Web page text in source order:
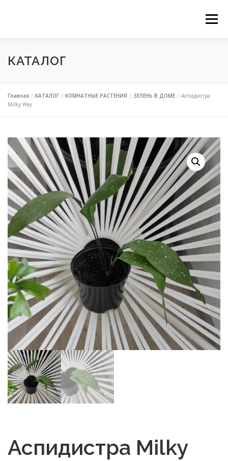
к
содержимому
ГЛАВНАЯ
ВЕРТИКАЛЬНОЕ ОЗЕЛЕНЕНИЕ
ФИТОДИЗАЙН ОФИСОВ КОНТАКТЫ
КАТАЛОГ
Главная »КАТАЛОГ »КОМНАТНЫЕ РАСТЕНИЯ »ЗЕЛЕНЬ В ДОМЕ »Аспидистра
Milky Way
Аспидистра Milky